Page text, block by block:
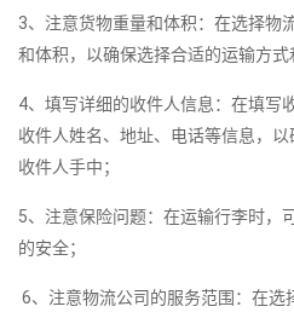
3、注意货物重量和体积：在选择物
和体积，以确保选择合适的运输方式
4、填写详细的收件人信息：在填写
收件人姓名、地址、电话等信息，
收件人手中；
5、注意保险问题：在运输行李时，
的安全；
6、注意物流公司的服务范围：在